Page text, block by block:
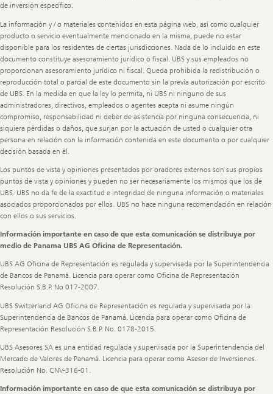
de inversión específico.
La información y / o materiales contenidos en esta página web, así como cualquier
producto o servicio eventualmente mencionado en la misma, puede no estar
disponible para los residentes de ciertas jurisdicciones. Nada de lo incluido en este
documento constituye asesoramiento jurídico o fiscal. UBS y sus empleados no
proporcionan asesoramiento jurídico ni fiscal. Queda prohibida la redistribución o
reproducción total o parcial de este documento sin la previa autorización por escrito
de UBS. En la medida en que la ley lo permita, ni UBS ni ninguno de sus
administradores, directivos, empleados o agentes acepta ni asume ningún
compromiso, responsabilidad ni deber de asistencia por ninguna consecuencia, ni
siquiera pérdidas o daños, que surjan por la actuación de usted o cualquier otra
persona en relación con la información contenida en este documento o por cualquier
decisión basada en él.
Los puntos de vista y opiniones presentados por oradores externos son sus propios
puntos de vista y opiniones y pueden no ser necesariamente los mismos que los de
UBS. UBS no da fe de la exactitud e integridad de ninguna información o materiales
asociados proporcionados por ellos. UBS no hace ninguna recomendación en relación
con ellos o sus servicios.
Información importante en caso de que esta comunicación se distribuya por
medio de Panama UBS AG Oficina de Representación.
UBS AG Oficina de Representación es regulada y supervisada por la Superintendencia
de Bancos de Panamá. Licencia para operar como Oficina de Representación
Resolución S.B.P. No 017-2007.
UBS Switzerland AG Oficina de Representación es regulada y supervisada por la
Superintendencia de Bancos de Panamá. Licencia para operar como Oficina de
Representación Resolución S.B.P. No. 0178-2015.
UBS Asesores SA es una entidad regulada y supervisada por la Superintendencia del
Mercado de Valores de Panamá. Licencia para operar como Asesor de Inversiones.
Resolución No. CNV-316-01.
Información importante en caso de que esta comunicación se distribuya por